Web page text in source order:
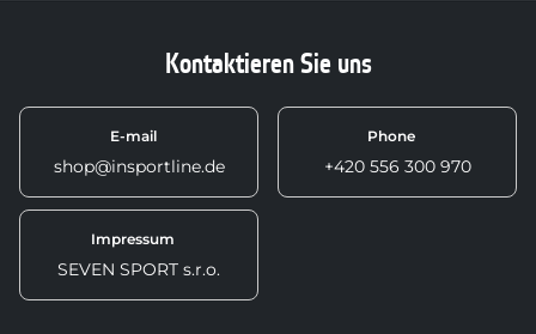
Kontaktieren Sie uns
E-mail
shop@insportline.de
Phone
+420 556 300 970
Impressum
SEVEN SPORT s.r.o.